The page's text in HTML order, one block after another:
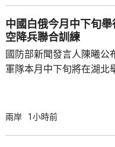
方行徑嚴重侵犯中國領土
國際關係基本準則，非法
中國白俄今月中下旬舉
空降兵聯合訓練
國防部新聞發言人陳曦公
軍隊本月中下旬將在湖北
剿與固守等演練，是雙方
兩岸 1小時前